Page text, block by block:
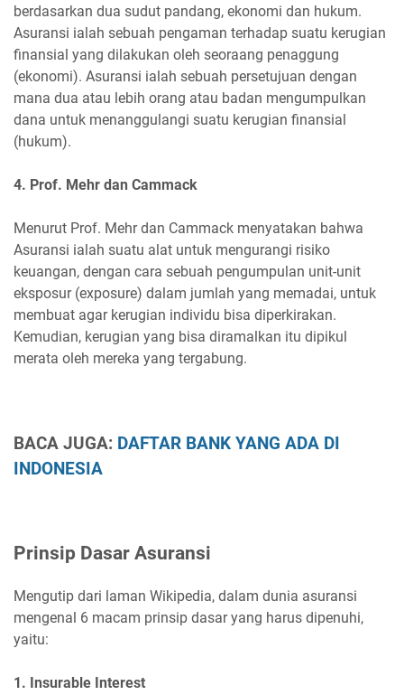
berdasarkan dua sudut pandang, ekonomi dan hukum.
Asuransi ialah sebuah pengaman terhadap suatu kerugian
finansial yang dilakukan oleh seoraang penaggung
(ekonomi). Asuransi ialah sebuah persetujuan dengan
mana dua atau lebih orang atau badan mengumpulkan
dana untuk menanggulangi suatu kerugian finansial
(hukum).
4. Prof. Mehr dan Cammack
Menurut Prof. Mehr dan Cammack menyatakan bahwa
Asuransi ialah suatu alat untuk mengurangi risiko
keuangan, dengan cara sebuah pengumpulan unit-unit
eksposur (exposure) dalam jumlah yang memadai, untuk
membuat agar kerugian individu bisa diperkirakan.
Kemudian, kerugian yang bisa diramalkan itu dipikul
merata oleh mereka yang tergabung.
BACA JUGA: DAFTAR BANK YANG ADA DI
INDONESIA
Prinsip Dasar Asuransi
Mengutip dari laman Wikipedia, dalam dunia asuransi
mengenal 6 macam prinsip dasar yang harus dipenuhi,
yaitu:
1. Insurable Interest